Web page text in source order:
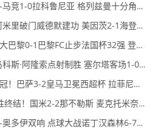
2026年01月14日 国王杯-马竞1-0拉科鲁尼亚 格列兹曼十分角任意球破门+远射中横梁
2026年01月14日 德甲-阿米里破门威德默建功 美因茨2-1海登海姆
2026年01月13日 爆冷！大巴黎0-1巴黎FC止步法国杯32强 登贝莱失单刀埃梅里中框
2026年01月13日 西甲-马科斯·阿隆索点射制胜 塞尔塔客场1-0塞维利亚
2026年01月12日 新年首冠！巴萨3-2皇马卫冕西超杯 拉菲尼亚双响维尼修斯一条龙
2026年01月12日 6轮连胜终结！国米2-2那不勒斯 麦克托米奈双响恰20点射孔蒂染红
2026年01月10日 足总杯-奥多伊双响 点球大战诺丁汉森林6-7雷克瑟姆